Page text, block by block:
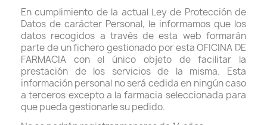
En cumplimiento de la actual Ley de Protección de
Datos de carácter Personal, le informamos que los
datos recogidos a través de esta web formarán
parte de un fichero gestionado por esta OFICINA DE
FARMACIA con el único objeto de facilitar la
prestación de los servicios de la misma. Esta
información personal no será cedida en ningún caso
a terceros excepto a la farmacia seleccionada para
que pueda gestionarle su pedido.